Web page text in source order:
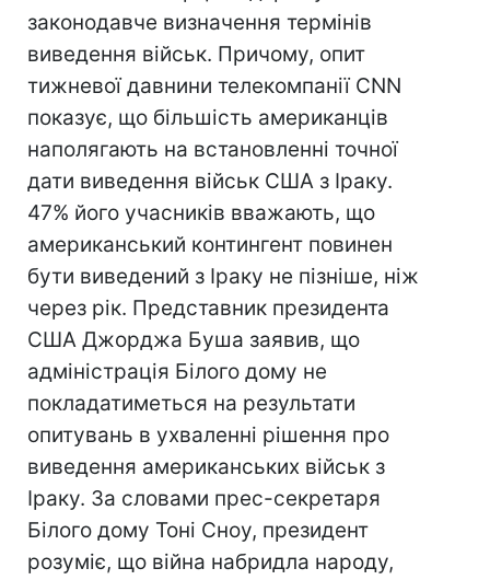
законодавче визначення термінів
виведення військ. Причому, опит
тижневої давнини телекомпанії CNN
показує, що більшість американців
наполягають на встановленні точної
дати виведення військ США з Іраку.
47% його учасників вважають, що
американський контингент повинен
бути виведений з Іраку не пізніше, ніж
через рік. Представник президента
США Джорджа Буша заявив, що
адміністрація Білого дому не
покладатиметься на результати
опитувань в ухваленні рішення про
виведення американських військ з
Іраку. За словами прес-секретаря
Білого дому Тоні Сноу, президент
розуміє, що війна набридла народу,